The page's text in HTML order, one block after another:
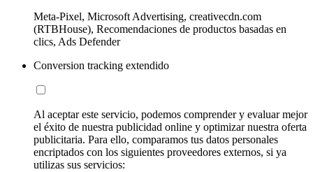
Meta-Pixel, Microsoft Advertising, creativecdn.com
(RTBHouse), Recomendaciones de productos basadas en
clics, Ads Defender
Conversion tracking extendido
Al aceptar este servicio, podemos comprender y evaluar mejor
el éxito de nuestra publicidad online y optimizar nuestra oferta
publicitaria. Para ello, comparamos tus datos personales
encriptados con los siguientes proveedores externos, si ya
utilizas sus servicios: